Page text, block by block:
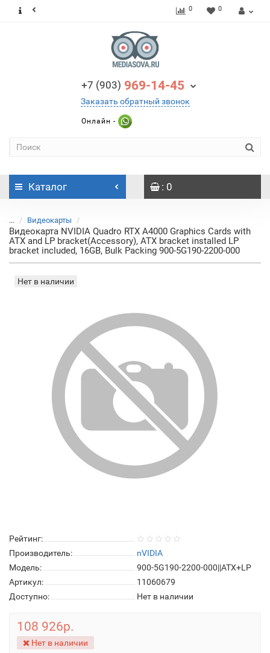
0 0
+7 (903) 969-14-45
Заказать обратный звонок
Онлайн -
Каталог : 0
... Видеокарты
Видеокарта NVIDIA Quadro RTX A4000 Graphics Cards with
ATX and LP bracket(Accessory), ATX bracket installed LP
bracket included, 16GB, Bulk Packing 900-5G190-2200-000
Нет в наличии
Рейтинг:
Производитель:
nVIDIA
Модель:
900-5G190-2200-000||ATX+LP
Артикул:
11060679
Доступно:
Нет в наличии
108 926р.
Нет в наличии